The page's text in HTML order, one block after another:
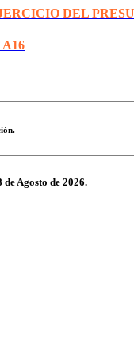
DEL
de Agosto de 2026.